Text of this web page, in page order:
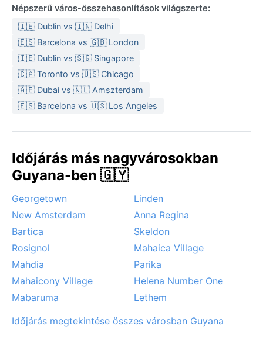
Népszerű város-összehasonlítások világszerte:
🇮🇪 Dublin vs 🇮🇳 Delhi
🇪🇸 Barcelona vs 🇬🇧 London
🇮🇪 Dublin vs 🇸🇬 Singapore
🇨🇦 Toronto vs 🇺🇸 Chicago
🇦🇪 Dubai vs 🇳🇱 Amszterdam
🇪🇸 Barcelona vs 🇺🇸 Los Angeles
Időjárás más nagyvárosokban
Guyana-ben 🇬🇾
Georgetown
Linden
New Amsterdam
Anna Regina
Bartica
Skeldon
Rosignol
Mahaica Village
Mahdia
Parika
Mahaicony Village
Helena Number One
Mabaruma
Lethem
Időjárás megtekintése összes városban Guyana